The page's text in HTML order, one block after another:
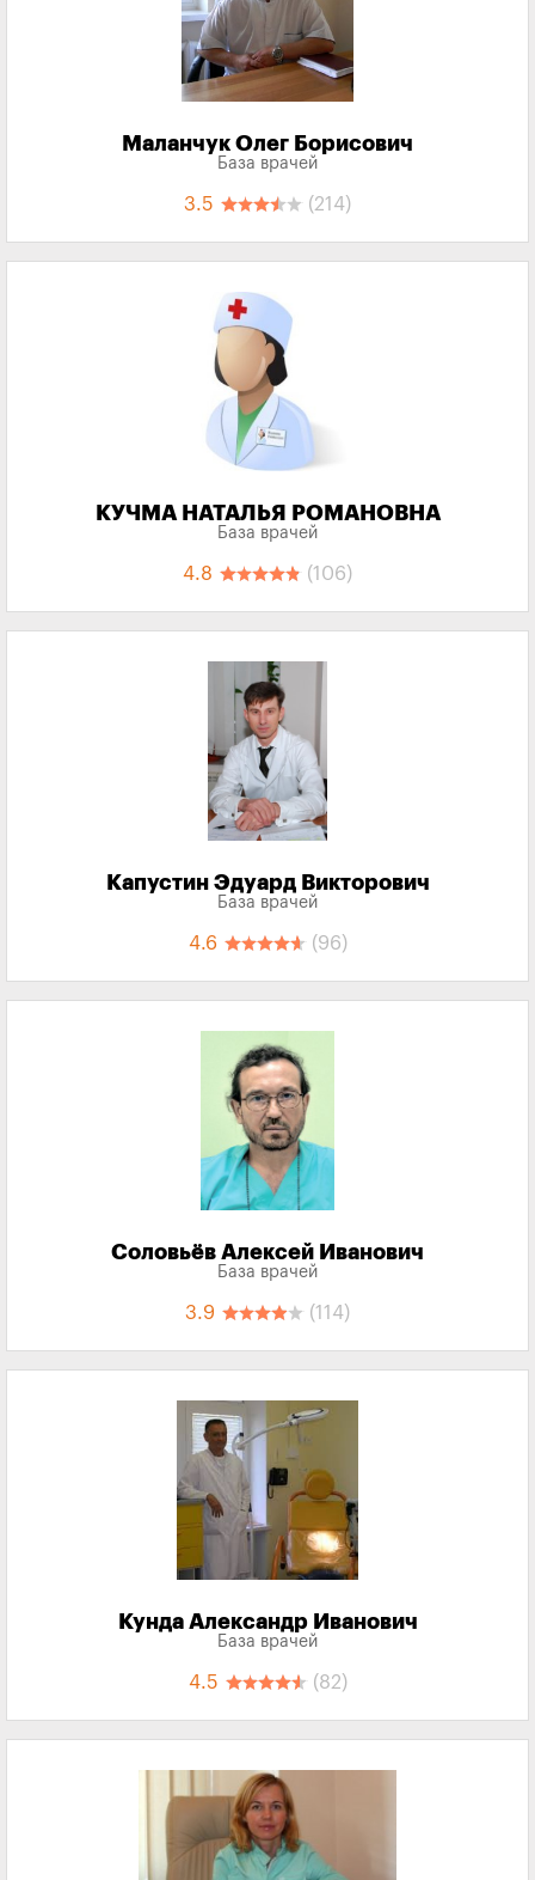
Маланчук Олег Борисович
База врачей
3.5 (214)
КУЧМА НАТАЛЬЯ РОМАНОВНА
База врачей
4.8 (106)
Капустин Эдуард Викторович
База врачей
4.6 (96)
Соловьёв Алексей Иванович
База врачей
3.9 (114)
Кунда Александр Иванович
База врачей
4.5 (82)